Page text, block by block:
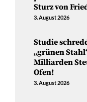
Sturz von
3. August 2026
Studie
„grünen
Milliarden
Ofen!
3. August 2026